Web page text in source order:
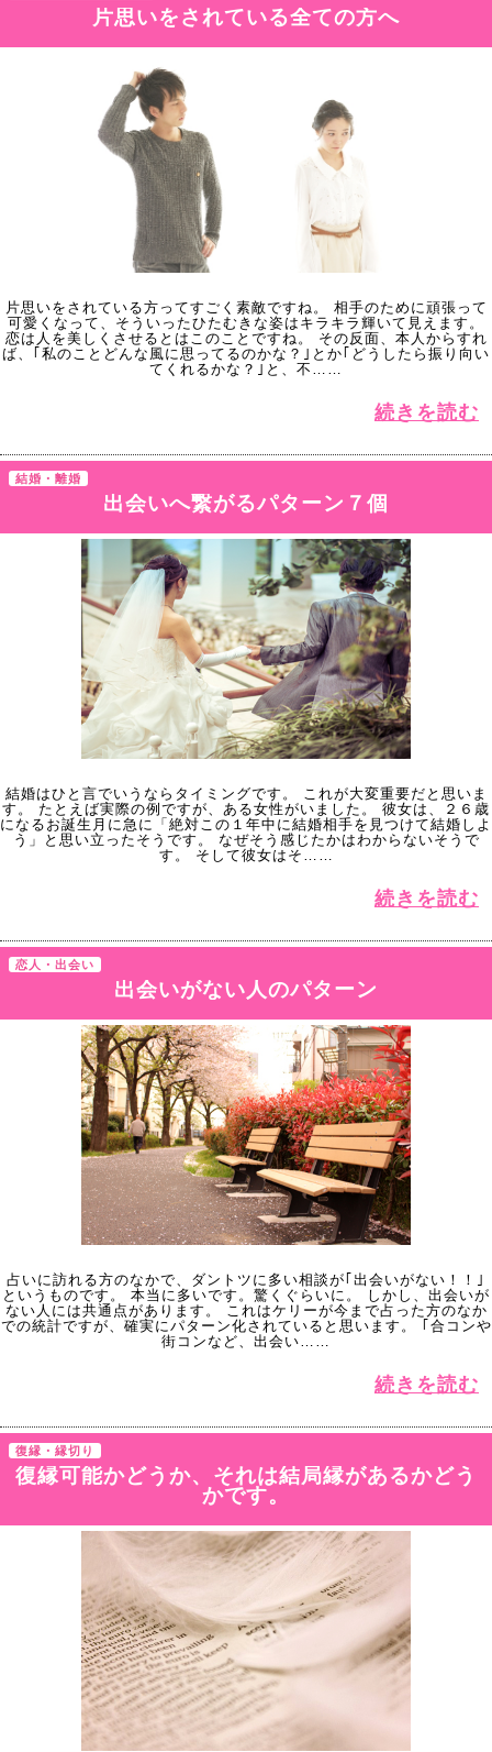
片思いをされている全ての方へ
片思いをされている方ってすごく素敵ですね。 相手のために頑張って
可愛くなって、そういったひたむきな姿はキラキラ輝いて見えます。
恋は人を美しくさせるとはこのことですね。 その反面、本人からすれ
ば、｢私のことどんな風に思ってるのかな？｣とか｢どうしたら振り向い
てくれるかな？｣と、不……
続きを読む
結婚・離婚
出会いへ繋がるパターン７個
結婚はひと言でいうならタイミングです。 これが大変重要だと思いま
す。 たとえば実際の例ですが、ある女性がいました。 彼女は、２６歳
になるお誕生月に急に「絶対この１年中に結婚相手を見つけて結婚しよ
う」と思い立ったそうです。 なぜそう感じたかはわからないそうで
す。 そして彼女はそ……
続きを読む
恋人・出会い
出会いがない人のパターン
占いに訪れる方のなかで、ダントツに多い相談が｢出会いがない！！｣
というものです。 本当に多いです。驚くぐらいに。 しかし、出会いが
ない人には共通点があります。 これはケリーが今まで占った方のなか
での統計ですが、確実にパターン化されていると思います。 ｢合コンや
街コンなど、出会い……
続きを読む
復縁・縁切り
復縁可能かどうか、それは結局縁があるかどう
かです。